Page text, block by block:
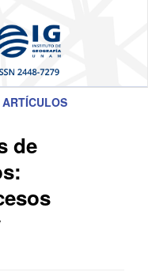
ARTÍCULOS
de